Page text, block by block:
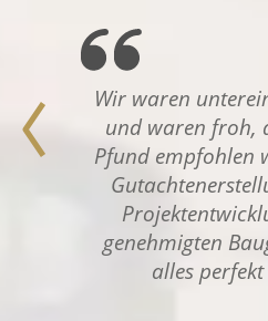
Wir waren
und waren froh,
Pfund empfohlen
genehmigten
alles